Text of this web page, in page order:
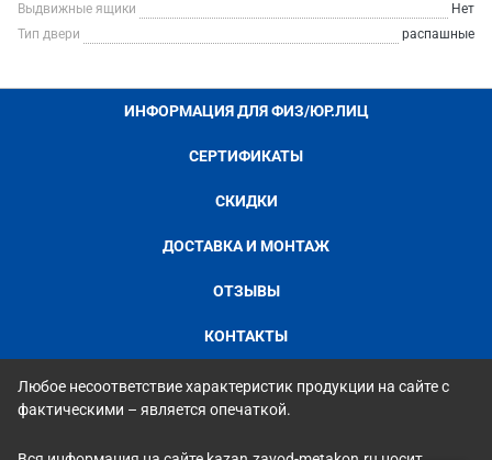
Выдвижные ящики
Нет
Тип двери
распашные
ИНФОРМАЦИЯ ДЛЯ ФИЗ/ЮР.ЛИЦ
СЕРТИФИКАТЫ
СКИДКИ
ДОСТАВКА И МОНТАЖ
ОТЗЫВЫ
КОНТАКТЫ
Любое несоответствие характеристик продукции на сайте с
фактическими – является опечаткой.